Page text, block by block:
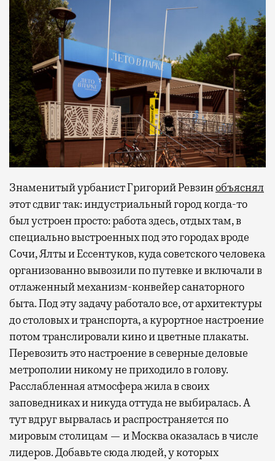
Знаменитый урбанист Григорий Ревзинобъяснял
этот сдвиг так: индустриальный город когда-то
был устроен просто: работа здесь, отдых там, в
специально выстроенных под это городах вроде
Сочи, Ялты и Ессентуков, куда советского человека
организованно вывозили по путевке и включали в
отлаженный механизм-конвейер санаторного
быта. Под эту задачу работало все, от архитектуры
до столовых и транспорта, а курортное настроение
потом транслировали кино и цветные плакаты.
Перевозить это настроение в северные деловые
метрополии никому не приходило в голову.
Расслабленная атмосфера жила в своих
заповедниках и никуда оттуда не выбиралась. А
тут вдруг вырвалась и распространяется по
мировым столицам — и Москва оказалась в числе
лидеров. Добавьте сюда людей, у которых